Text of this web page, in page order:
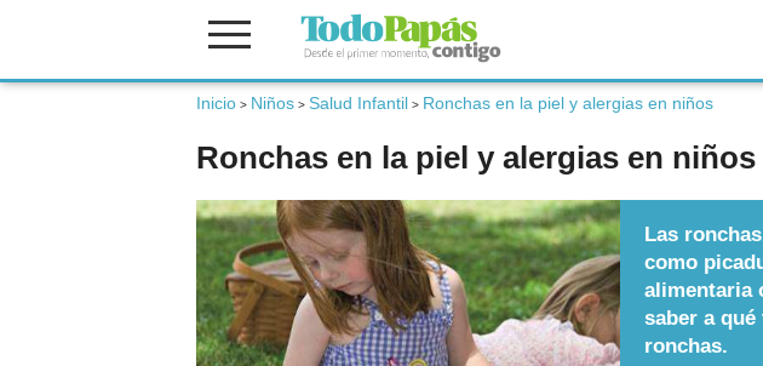
Inicio > Niños > Salud Infantil > Ronchas en la piel y alergias en niños
Ronchas en la piel y alergias en niños
Las
como
alimentaria
saber a
ronchas.